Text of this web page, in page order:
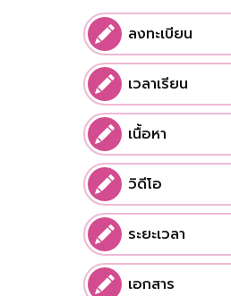
ลงทะเบียน
เวลาเรียน
เนื้อหา
วิดีโอ
ระยะเวลา
เอกสาร